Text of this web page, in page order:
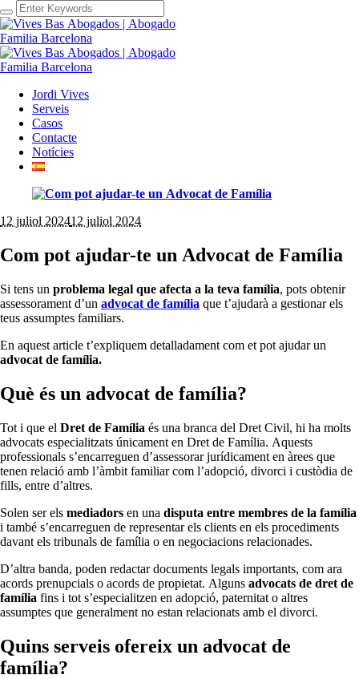
Jordi Vives
Serveis
Casos
Contacte
Notícies
12 juliol 202412 juliol 2024
Com pot ajudar-te un Advocat de Família
Si tens un problema legal que afecta a la teva família, pots obtenir
assessorament d’un advocat de família que t’ajudarà a gestionar els
teus assumptes familiars.
En aquest article t’expliquem detalladament com et pot ajudar un
advocat de família.
Què és un advocat de família?
Tot i que el Dret de Família és una branca del Dret Civil, hi ha molts
advocats especialitzats únicament en Dret de Família. Aquests
professionals s’encarreguen d’assessorar jurídicament en àrees que
tenen relació amb l’àmbit familiar com l’adopció, divorci i custòdia de
fills, entre d’altres.
Solen ser els mediadors en una disputa entre membres de la família
i també s’encarreguen de representar els clients en els procediments
davant els tribunals de família o en negociacions relacionades.
D’altra banda, poden redactar documents legals importants, com ara
acords prenupcials o acords de propietat. Alguns advocats de dret de
família fins i tot s’especialitzen en adopció, paternitat o altres
assumptes que generalment no estan relacionats amb el divorci.
Quins serveis ofereix un advocat de
família?